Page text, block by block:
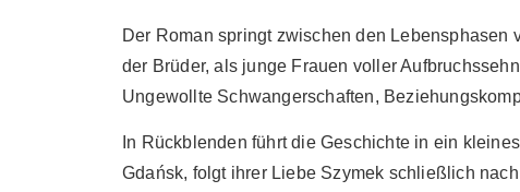
Der Roman springt zwischen den
der Brüder, als junge Frauen voller
Ungewollte Schwangerschaften,
In Rückblenden führt die Geschichte in ein
Gdańsk, folgt ihrer Liebe Szymek schließlich